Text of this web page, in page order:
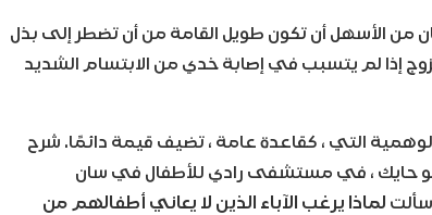
طوله 5- 6 أقدام ، إنه كان من الأسهل أن تكون طويل القامة من أن تضطر إلى بذل
إذا لم يتسبب في إصابة خدي من الابتسام الشديد
التي ، كقاعدة عامة ، تضيف قيمة دائمًا. شرح
حايك ، في مستشفى رادي للأطفال في سان
سألت لماذا يرغب الآباء الذين لا يعاني أطفالهم من